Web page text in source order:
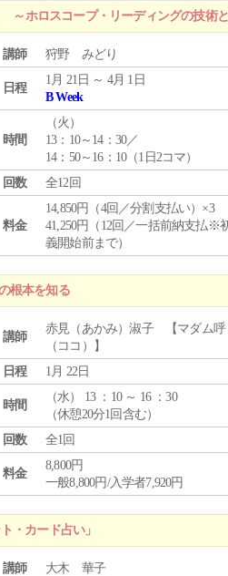
～ホロスコープ・リーディングの技術
講師 狩野 みどり
日程
1月 21日 ～ 4月 1日
B Week
時間
（火 ）
13：10～14：30／
14：50～16：10（1日2コマ）
回数
全12回
料金
14,850円（4回／分割支払い）×3
41,250円（12回／一括前納支払※
義開始前まで）
根本を知る
講師
赤見（あかみ）淑子 【マダム呼
（ココ）】
日程
1月 22日
時間
（水） 13 ：10 ～ 16 ：30
（休憩20分1回含む）
回数
全1回
料金
8,800円
一般8,800円/入学者7,920円
・カード占い」
講師 大木 華子